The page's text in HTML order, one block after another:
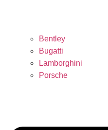
Bentley
Bugatti
Lamborghini
Porsche